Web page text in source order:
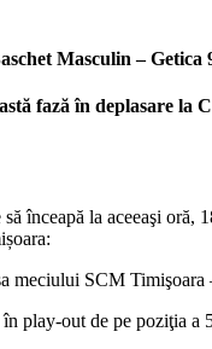
Masculin – Getica
fază în deplasare
înceapă la aceeaşi
meciului SCM Timişoara
play-out de pe poziţia a